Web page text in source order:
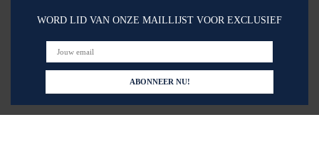
WORD LID VAN ONZE MAILLIJST VOOR EXCLUSIEF